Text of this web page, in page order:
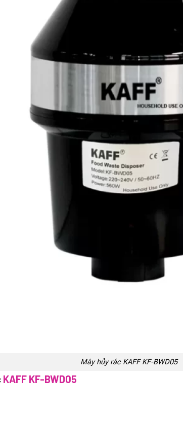
Máy hủy rác KAFF KF-BWD05
KAFF KF-BWD05